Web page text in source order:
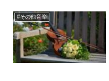
#その他音楽